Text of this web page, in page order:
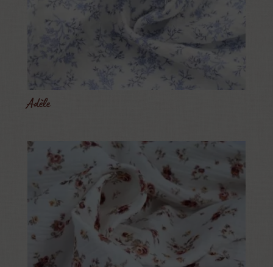
Adèle